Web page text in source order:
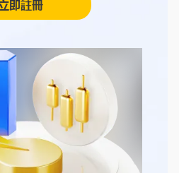
即註冊